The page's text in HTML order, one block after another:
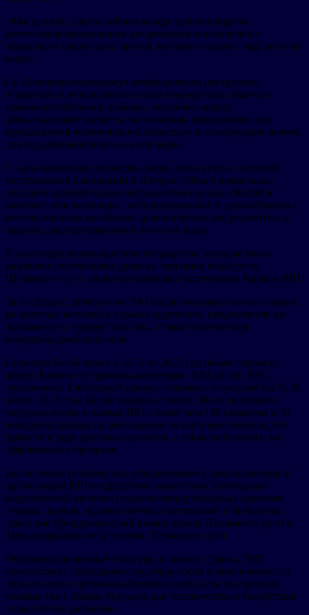
«Мы должны сделать обмен между цивилизациями
источником вдохновения для развития человеческого
общества и связующим звеном, которое сохранит мир во всем
мире».
Си Цзиньпин подчеркнул необходимость построения
открытого и инклюзивного мира посредством обмена и
взаимного обучения, добавив, что обмен между
цивилизациями является «источником вдохновения для
продвижения человеческого общества» и «связующим звеном
для поддержания мира во всем мире».
Старая китайская поговорка очень согласуется с историей
изготовления благовоний в Юнчуне. Много веков назад
арабские ароматические ингредиенты попали в Китай в
качестве «посланников», интегрированных и доработанных с
использованием китайских ароматических ингредиентов, и,
наконец, распространились по всему миру.
В настоящее время арабские государства, которые были
важными участниками древних торговых маршрутов
Шелкового пути, являются важными партнерами Китая в BRI.
За последнее десятилетие BRI оказал положительное влияние
на местных жителей в странах-партнерах, предоставляя им
возможности трудоустройства, а также способствуя
международной торговле.
Согласно Белой книге с 2013 по 2022 год объем торговли
между Китаем и странами-партнерами BRI достиг $19,1
триллионов. Ежегодный прирост составил в среднем 6,4 %. К
июню 2023 года Китай подписал более 200 соглашений о
сотрудничестве в рамках BRI с более чем 150 странами и 30
международными организациями на пяти континентах, что
привело к ряду крупных проектов, а также небольших, но
эффективных проектов.
Китай также работает над объединением стран-партнеров и
организаций BRI посредством совместных культурных
мероприятий, включая создание международных альянсов
театров, музеев, художественных фестивалей и библиотек,
таких как Международный альянс музеев Шелкового пути и
Международная лига театров Шелкового пути.
Объединяя различные культуры и разные страны, BRI
способствует сотрудничеству, открытости и инклюзивности
во всем мире, приближая Китай к своей цели построения
сообщества с общим будущим для человечества и содействия
совместному развитию.